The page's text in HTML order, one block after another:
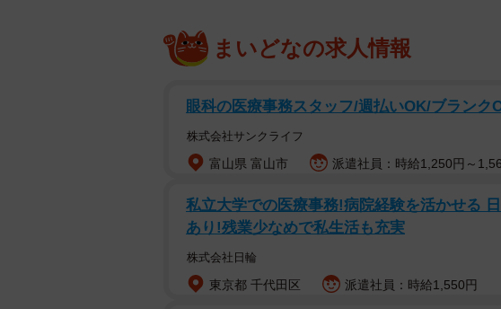
気軽な集まりなのだろうとは思いつつも、午後の
た。子どもたちも集まるのだから、お菓子だけで
その日は午前中に少し時間もあったため、いなり
油揚げを煮て酢飯を詰めるだけとはいえ、それな
が、持ち寄りの場にひとつくらい軽食になるもの
でした。
並んでいたのは駄菓子とスナック菓子ばかり
まいどなの求人情報
眼科の医療事務スタッフ/週払いOK/ブランク
株式会社サンクライフ
富山県 富山市 派遣社員：時給1,250円～
私立大学での医療事務!病院経験を活かせる
あり!残業少なめで私生活も充実
株式会社日輪
東京都 千代田区 派遣社員：時給1,550円